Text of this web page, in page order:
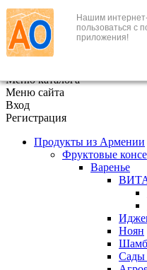
Нашим
пользоваться с
приложения!
+7 (495) 646-888-1
В корзине
Меню каталога
Меню сайта
Вход
Регистрация
Продукты из Армении
Фруктовые
Варенье
Ноян
Шамб
Сады